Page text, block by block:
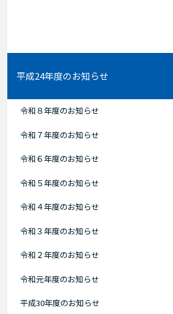
平成24年度のお知らせ
令和８年度のお知らせ
令和７年度のお知らせ
令和６年度のお知らせ
令和５年度のお知らせ
令和４年度のお知らせ
令和３年度のお知らせ
令和２年度のお知らせ
令和元年度のお知らせ
平成30年度のお知らせ